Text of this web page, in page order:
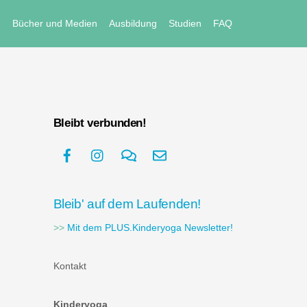
Bücher und Medien Ausbildung Studien FAQ
Bleibt verbunden!
Bleib' auf dem Laufenden!
>> Mit dem PLUS.Kinderyoga Newsletter!
Kontakt
Kinderyoga